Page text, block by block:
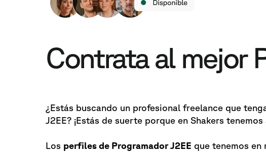
Contrata al mejor
¿Estás buscando un profesional freelance que
J2EE? ¡Estás de suerte porque en Shakers
Los perfiles de Programador J2EE que tenemos